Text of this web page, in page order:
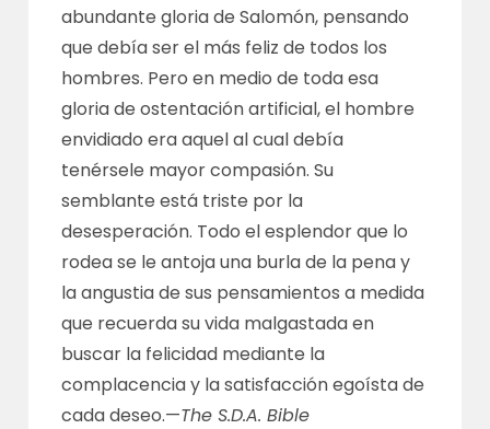
abundante gloria de Salomón, pensando
que debía ser el más feliz de todos los
hombres. Pero en medio de toda esa
gloria de ostentación artificial, el hombre
envidiado era aquel al cual debía
tenérsele mayor compasión. Su
semblante está triste por la
desesperación. Todo el esplendor que lo
rodea se le antoja una burla de la pena y
la angustia de sus pensamientos a medida
que recuerda su vida malgastada en
buscar la felicidad mediante la
complacencia y la satisfacción egoísta de
cada deseo.—The S.D.A. Bible